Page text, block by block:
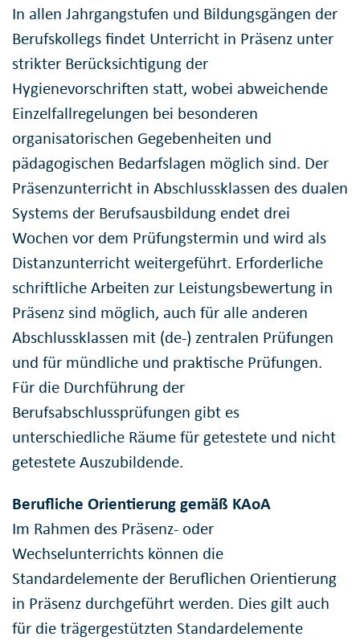
In allen Jahrgangstufen und Bildungsgängen der
Berufskollegs findet Unterricht in Präsenz unter
strikter Berücksichtigung der
Hygienevorschriften statt, wobei abweichende
Einzelfallregelungen bei besonderen
organisatorischen Gegebenheiten und
pädagogischen Bedarfslagen möglich sind. Der
Präsenzunterricht in Abschlussklassen des dualen
Systems der Berufsausbildung endet drei
Wochen vor dem Prüfungstermin und wird als
Distanzunterricht weitergeführt. Erforderliche
schriftliche Arbeiten zur Leistungsbewertung in
Präsenz sind möglich, auch für alle anderen
Abschlussklassen mit (de-) zentralen Prüfungen
und für mündliche und praktische Prüfungen.
Für die Durchführung der
Berufsabschlussprüfungen gibt es
unterschiedliche Räume für getestete und nicht
getestete Auszubildende.
Berufliche Orientierung gemäß KAoA
Im Rahmen des Präsenz- oder
Wechselunterrichts können die
Standardelemente der Beruflichen Orientierung
in Präsenz durchgeführt werden. Dies gilt auch
für die trägergestützten Standardelemente